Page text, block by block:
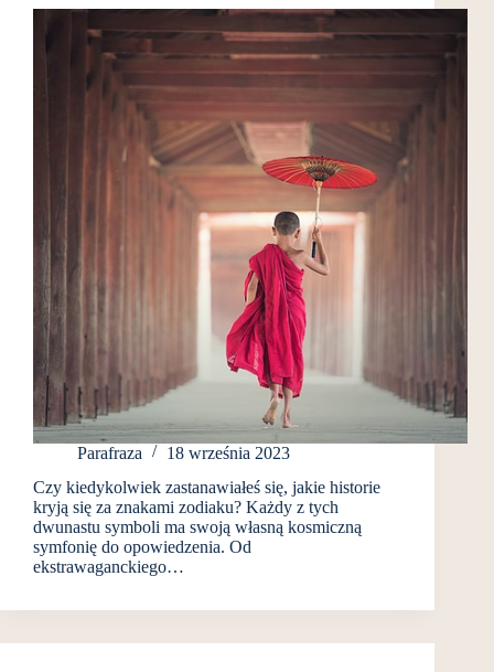
Parafraza
18 września 2023
Czy kiedykolwiek zastanawiałeś się, jakie historie
kryją się za znakami zodiaku? Każdy z tych
dwunastu symboli ma swoją własną kosmiczną
symfonię do opowiedzenia. Od
ekstrawaganckiego…